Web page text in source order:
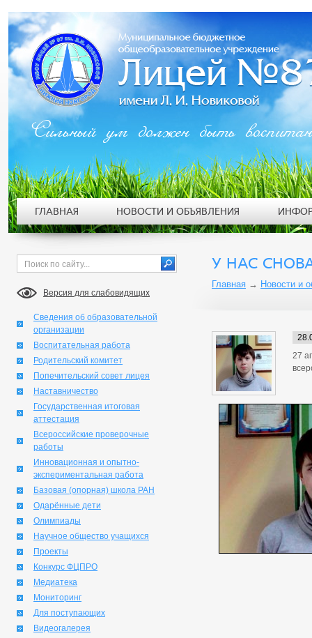
Версия для слабовидящих
Сведения об образовательной
организации
Воспитательная работа
Родительский комитет
Попечительский совет лицея
Наставничество
Государственная итоговая
аттестация
Всероссийские проверочные
работы
Инновационная и опытно-
экспериментальная работа
Базовая (опорная) школа РАН
Одарённые дети
Олимпиады
Научное общество учащихся
Проекты
Конкурс ФЦПРО
Медиатека
Мониторинг
Для поступающих
Видеогалерея
У НАС
Главная → Новости и
27
Сильный ум должен быть
ГЛАВНАЯ НОВОСТИ И ОБЪЯВЛЕНИЯ